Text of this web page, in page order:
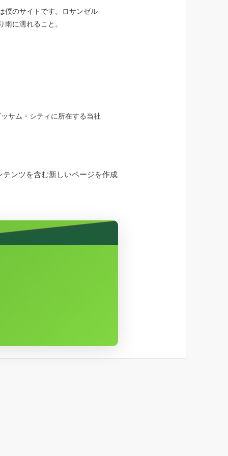
僕のサイトです。ロサンゼル
に濡れること。
サム・シティに所在する当社
ンツを含む新しいページを作成